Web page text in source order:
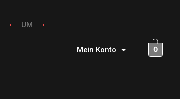
UM
Mein Konto 0